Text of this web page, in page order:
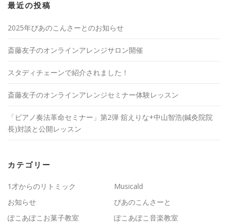
最近の投稿
2025年ぴあのこんさーとのお知らせ
斎藤友子のオンラインアレンジサロン開催
スタディチェーンで紹介されました！
斎藤友子のオンラインアレンジセミナー体験レッスン
「ピアノ奏法革命セミナー」第2弾 舘えりな+中山智浩(鍼灸院院
長)対談と公開レッスン
カテゴリー
1才からのリトミック
Musicald
お知らせ
ぴあのこんさーと
ぽこあぽこお菓子教室
ぽこあぽこ音楽教室